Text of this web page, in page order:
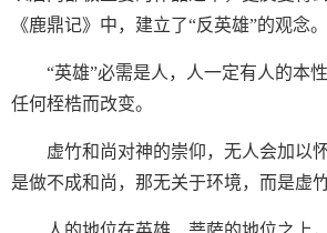
《鹿鼎记》中，建立了“反英雄”的观念。
“英雄”必需是人，人一定有人的本
任何桎梏而改变。
虚竹和尚对神的崇仰，无人会加以
是做不成和尚，那无关于环境，而是虚